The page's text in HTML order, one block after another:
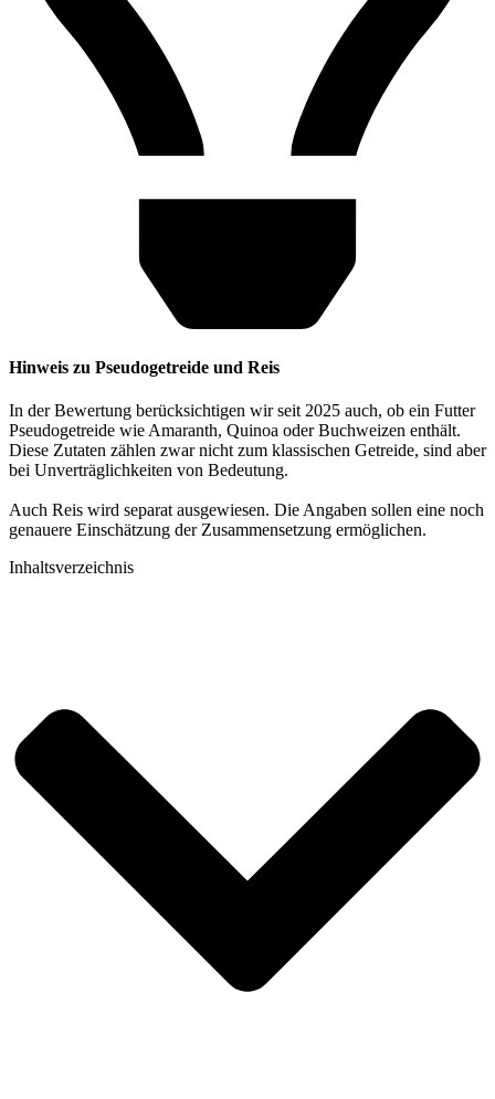
Hinweis zu Pseudogetreide und Reis
In der Bewertung berücksichtigen wir seit 2025 auch, ob ein Futter
Pseudogetreide wie Amaranth, Quinoa oder Buchweizen enthält.
Diese Zutaten zählen zwar nicht zum klassischen Getreide, sind aber
bei Unverträglichkeiten von Bedeutung.
Auch Reis wird separat ausgewiesen. Die Angaben sollen eine noch
genauere Einschätzung der Zusammensetzung ermöglichen.
Inhaltsverzeichnis​